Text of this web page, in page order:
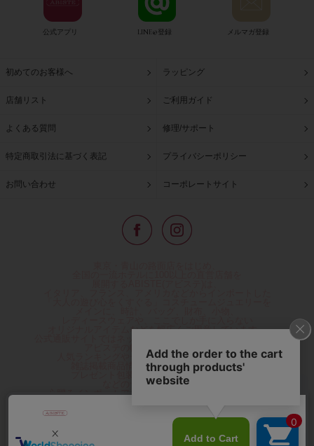
公式アプリ LINE@登録 メルマガ登録
初めてのお客様へ ラッピング
店舗リスト ご利用ガイド
よくある質問 修理/サポート
特定商取引法に基づく表記 プライバシーポリシー
お問い合わせ コーポレートサイト
オリジナルアイテムなどを幅広くご用意しています。
アビステの幅広い商品を取り揃え、
人気ランキングやテレビなどメディア着用商品、
雑誌掲載商品情報を紹介するコンテンツ、
プレゼント包装無料や独自のポイント還元
などのサービスをご提供。
心躍るインポートアクセサリーや時計、小物などで、
夢やときめきを与えられるよう願っています。
◆ギフトラッピング無料/11,000円以上のご注文で送料無料◆